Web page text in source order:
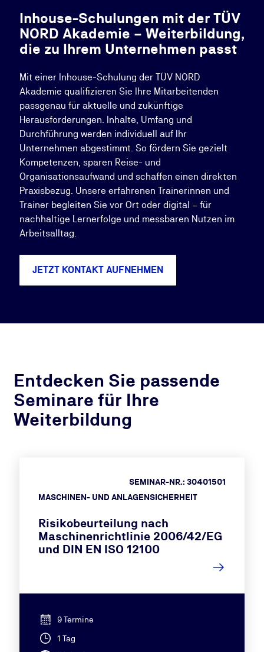
Inhouse-Schulungen mit der TÜV
NORD Akademie – Weiterbildung,
die zu Ihrem Unternehmen passt
Mit einer Inhouse-Schulung der TÜV NORD
Akademie qualifizieren Sie Ihre Mitarbeitenden
passgenau für aktuelle und zukünftige
Herausforderungen. Inhalte, Umfang und
Durchführung werden individuell auf Ihr
Unternehmen abgestimmt. So fördern Sie gezielt
Kompetenzen, sparen Reise- und
Organisationsaufwand und schaffen einen direkten
Praxisbezug. Unsere erfahrenen Trainerinnen und
Trainer begleiten Sie vor Ort oder digital – für
nachhaltige Lernerfolge und messbaren Nutzen im
Arbeitsalltag.
JETZT KONTAKT AUFNEHMEN
Entdecken Sie passende
Seminare für Ihre
Weiterbildung
MASCHINEN- UND ANLAGENSICHERHEIT
SEMINAR-NR.: 30401501
Risikobeurteilung nach
Maschinenrichtlinie 2006/42/EG
und DIN EN ISO 12100
9 Termine
1 Tag